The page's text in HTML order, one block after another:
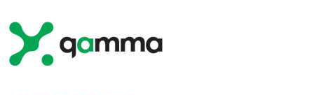
content